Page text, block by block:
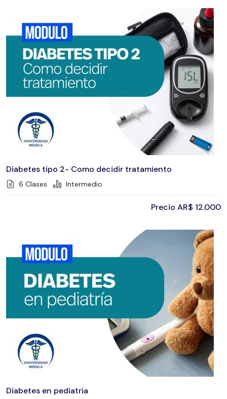
Diabetes tipo 2- Como decidir tratamiento
6 Clases Intermedio
Precio AR$ 12.000
Diabetes en pediatria